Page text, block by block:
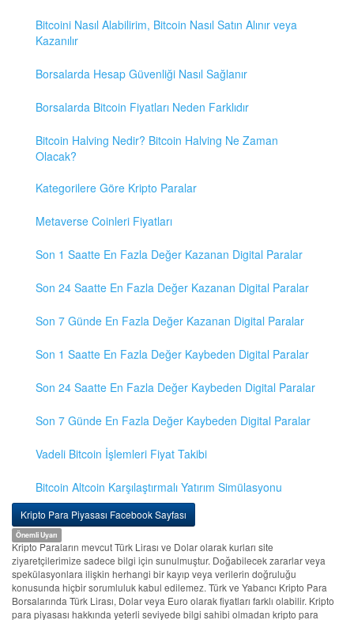
Bitcoini Nasıl Alabilirim, Bitcoin Nasıl Satın Alınır veya
Kazanılır
Borsalarda Hesap Güvenliği Nasıl Sağlanır
Borsalarda Bitcoin Fiyatları Neden Farklıdır
Bitcoin Halving Nedir? Bitcoin Halving Ne Zaman
Olacak?
Kategorilere Göre Kripto Paralar
Metaverse Coinleri Fiyatları
Son 1 Saatte En Fazla Değer Kazanan Digital Paralar
Son 24 Saatte En Fazla Değer Kazanan Digital Paralar
Son 7 Günde En Fazla Değer Kazanan Digital Paralar
Son 1 Saatte En Fazla Değer Kaybeden Digital Paralar
Son 24 Saatte En Fazla Değer Kaybeden Digital Paralar
Son 7 Günde En Fazla Değer Kaybeden Digital Paralar
Vadeli Bitcoin İşlemleri Fiyat Takibi
Bitcoin Altcoin Karşılaştırmalı Yatırım Simülasyonu
Kripto Para Piyasası Facebook Sayfası
Önemli Uyarı
Kripto Paraların mevcut Türk Lirası ve Dolar olarak kurları site
ziyaretçilerimize sadece bilgi için sunulmuştur. Doğabilecek zararlar veya
spekülasyonlara ilişkin herhangi bir kayıp veya verilerin doğruluğu
konusunda hiçbir sorumluluk kabul edilemez. Türk ve Yabancı Kripto Para
Borsalarında Türk Lirası, Dolar veya Euro olarak fiyatları farklı olabilir. Kripto
para piyasası hakkında yeterli seviyede bilgi sahibi olmadan kripto para